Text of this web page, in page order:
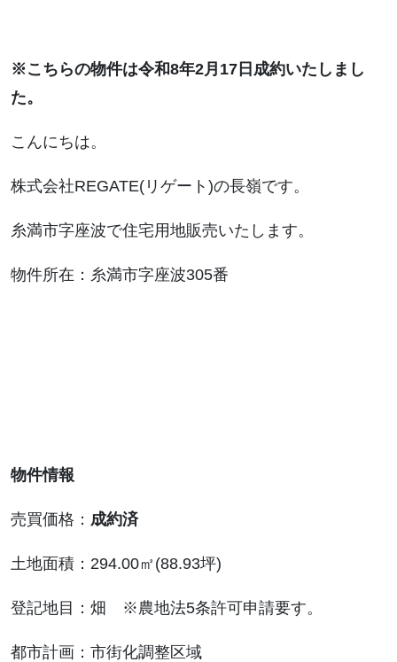
※こちらの物件は令和8年2月17日成約いたしまし
た。
こんにちは。
株式会社REGATE(リゲート)の長嶺です。
糸満市字座波で住宅用地販売いたします。
物件所在：糸満市字座波305番
物件情報
売買価格： 成約済
土地面積：294.00㎡(88.93坪)
登記地目：畑 ※農地法5条許可申請要す。
都市計画：市街化調整区域